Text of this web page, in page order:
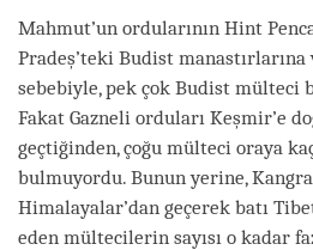
Mahmut’un ordularının Hint
Pradeş’teki Budist
sebebiyle, pek çok Budist mülteci
Fakat Gazneli orduları Keşmir’e
geçtiğinden, çoğu mülteci oraya
bulmuyordu. Bunun yerine,
Himalayalar’dan geçerek batı
eden mültecilerin sayısı o kadar